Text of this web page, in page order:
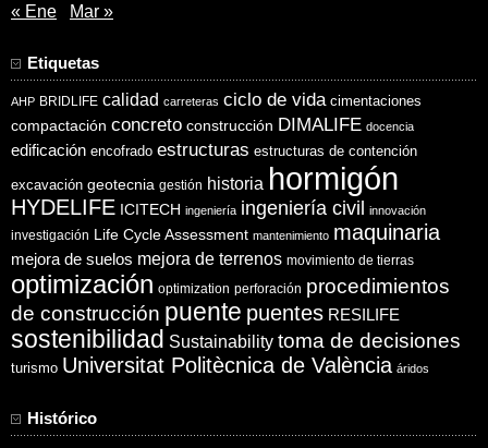
« Ene Mar »
Etiquetas
AHP BRIDLIFE calidad carreteras ciclo de vida cimentaciones
compactación concreto construcción DIMALIFE docencia
edificación encofrado estructuras estructuras de contención
excavación geotecnia gestión historia hormigón
HYDELIFE ICITECH ingeniería ingeniería civil innovación
investigación Life Cycle Assessment mantenimiento maquinaria
mejora de suelos mejora de terrenos movimiento de tierras
optimización optimization perforación procedimientos
de construcción puente puentes RESILIFE
sostenibilidad Sustainability toma de decisiones
turismo Universitat Politècnica de València áridos
Histórico